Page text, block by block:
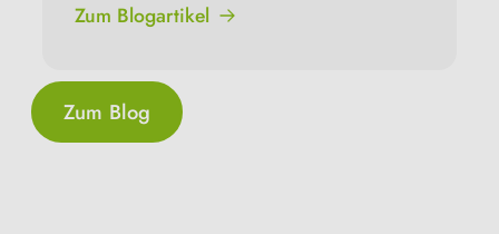
Zum Blogartikel
Zum Blog